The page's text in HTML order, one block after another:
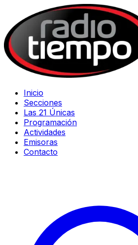
Inicio
Secciones
Las 21 Únicas
Programación
Actividades
Emisoras
Contacto